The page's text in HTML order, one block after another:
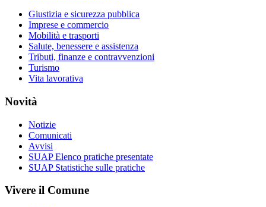
Giustizia e sicurezza pubblica
Imprese e commercio
Mobilità e trasporti
Salute, benessere e assistenza
Tributi, finanze e contravvenzioni
Turismo
Vita lavorativa
Novità
Notizie
Comunicati
Avvisi
SUAP Elenco pratiche presentate
SUAP Statistiche sulle pratiche
Vivere il Comune